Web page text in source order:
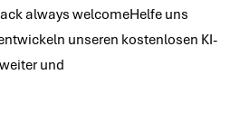
always welcomeHelfe uns
unseren kostenlosen KI-
und